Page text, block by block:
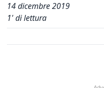
14 dicembre 2019
1' di lettura